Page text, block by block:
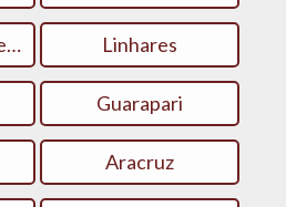
Cachoeiro de Itapemirim Linhares
Guarapari
Aracruz